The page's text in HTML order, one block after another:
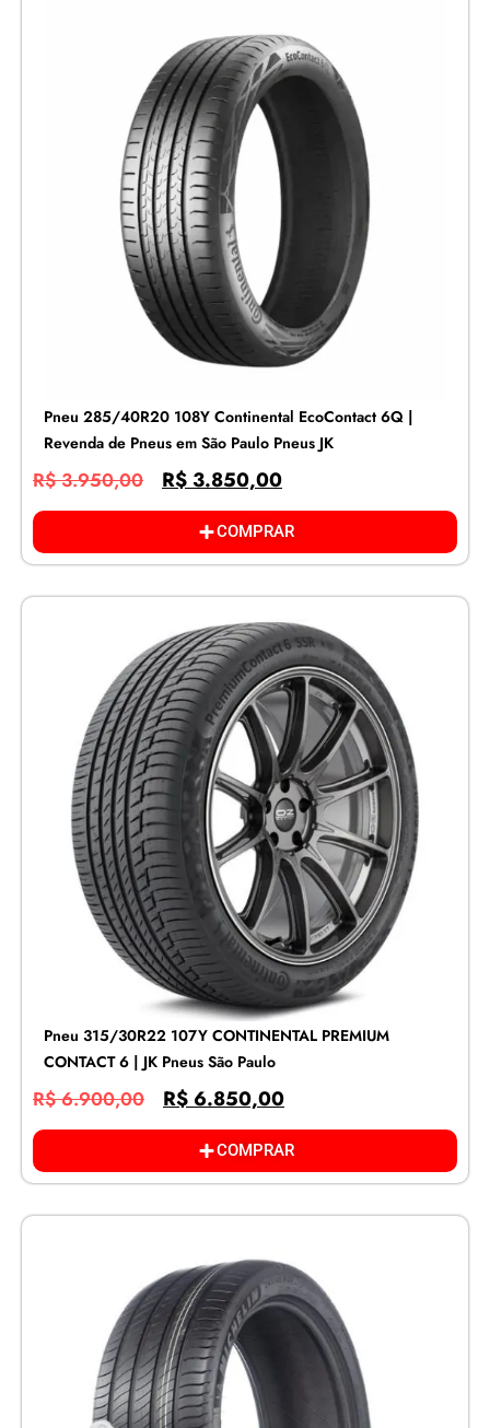
Pneu 285/40R20 108Y Continental EcoContact 6Q |
Revenda de Pneus em São Paulo Pneus JK
R$3.950,00 R$ 3.850,00
COMPRAR
Pneu 315/30R22 107Y CONTINENTAL PREMIUM
CONTACT 6 | JK Pneus São Paulo
R$6.900,00 R$ 6.850,00
COMPRAR